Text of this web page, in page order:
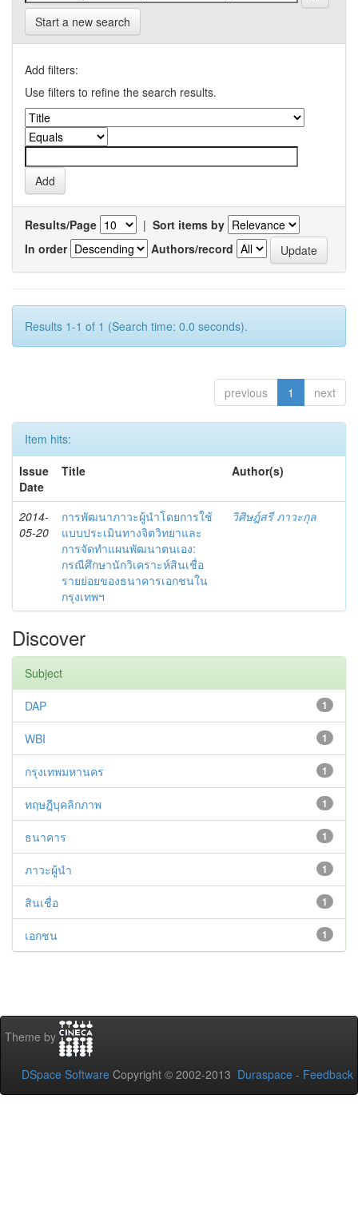
Start a new search
Add filters:
Use filters to refine the search results.
Results/Page | Sort items by
In order
Authors/record
Results 1-1 of 1 (Search time: 0.0 seconds).
previous 1 next
Item hits:
Issue
Date
Title Author(s)
2014-
05-20
การพัฒนาภาวะผู้นำโดยการใช้
แบบประเมินทางจิตวิทยาและ
การจัดทำแผนพัฒนาตนเอง:
กรณีศึกษานักวิเคราะห์สินเชื่อ
รายย่อยของธนาคารเอกชนใน
กรุงเทพฯ
วิศิษฎ์สรี ภาวะกุล
Discover
Subject
1
DAP
1
WBI
1
กรุงเทพมหานคร
1
ทฤษฎีบุคลิกภาพ
1
ธนาคาร
1
ภาวะผู้นำ
1
สินเชื่อ
1
เอกชน
Theme by
DSpace Software Copyright © 2002-2013 Duraspace - Feedback